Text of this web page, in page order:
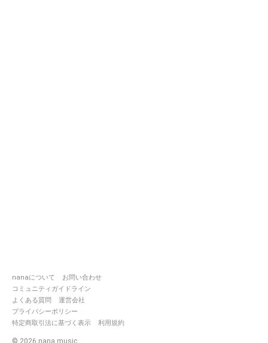
nanaについて
お問い合わせ
コミュニティガイドライン
よくある質問
運営会社
プライバシーポリシー
特定商取引法に基づく表示
利用規約
© 2026 nana music